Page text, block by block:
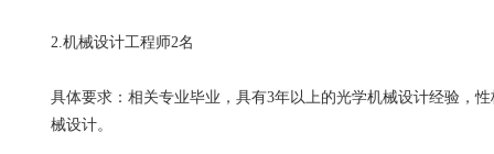
2.机械设计工程师2名
具体要求：相关专业毕业，具有3年以上的光学机械设计经验，
械设计。